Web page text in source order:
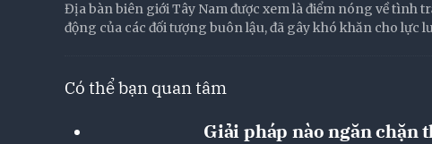
Địa bàn biên giới Tây Nam được xem là điểm nóng về tình
động của các đối tượng buôn lậu, đã gây khó khăn cho lực
Có thể bạn quan tâm
Giải pháp nào ngăn chặn